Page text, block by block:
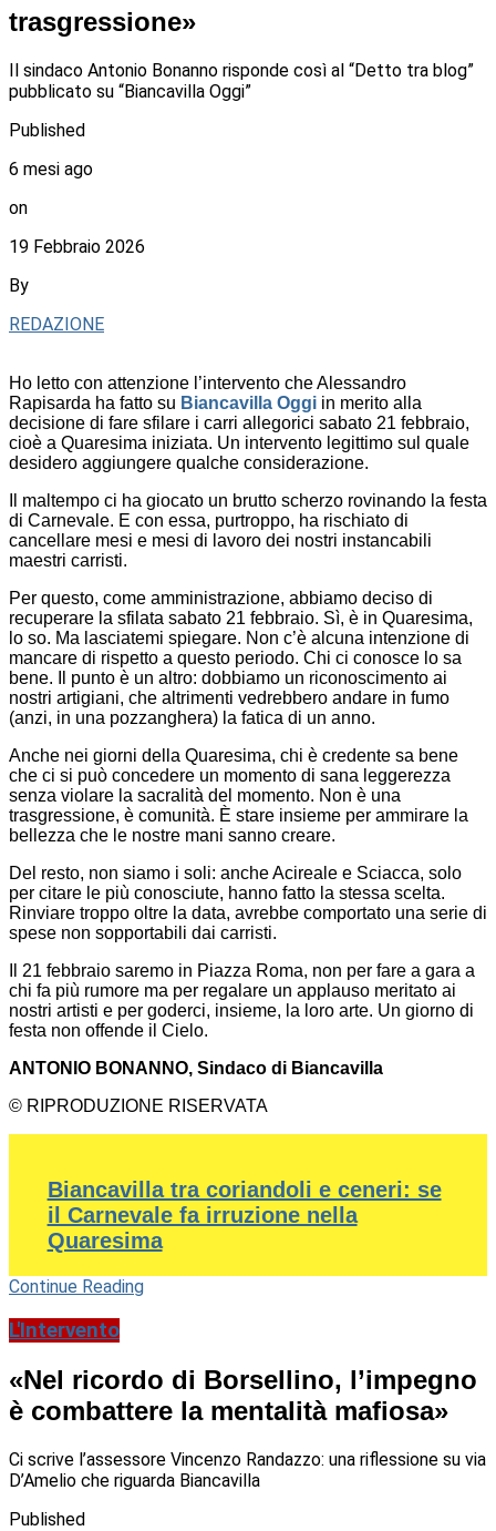
trasgressione»
Il sindaco Antonio Bonanno risponde così al “Detto tra blog”
pubblicato su “Biancavilla Oggi”
Published
6 mesi ago
on
19 Febbraio 2026
By
REDAZIONE
Ho letto con attenzione l’intervento che Alessandro
Rapisarda ha fatto su Biancavilla Oggi in merito alla
decisione di fare sfilare i carri allegorici sabato 21 febbraio,
cioè a Quaresima iniziata. Un intervento legittimo sul quale
desidero aggiungere qualche considerazione.
Il maltempo ci ha giocato un brutto scherzo rovinando la festa
di Carnevale. E con essa, purtroppo, ha rischiato di
cancellare mesi e mesi di lavoro dei nostri instancabili
maestri carristi.
Per questo, come amministrazione, abbiamo deciso di
recuperare la sfilata sabato 21 febbraio. Sì, è in Quaresima,
lo so. Ma lasciatemi spiegare. Non c’è alcuna intenzione di
mancare di rispetto a questo periodo. Chi ci conosce lo sa
bene. Il punto è un altro: dobbiamo un riconoscimento ai
nostri artigiani, che altrimenti vedrebbero andare in fumo
(anzi, in una pozzanghera) la fatica di un anno.
Anche nei giorni della Quaresima, chi è credente sa bene
che ci si può concedere un momento di sana leggerezza
senza violare la sacralità del momento. Non è una
trasgressione, è comunità. È stare insieme per ammirare la
bellezza che le nostre mani sanno creare.
Del resto, non siamo i soli: anche Acireale e Sciacca, solo
per citare le più conosciute, hanno fatto la stessa scelta.
Rinviare troppo oltre la data, avrebbe comportato una serie di
spese non sopportabili dai carristi.
Il 21 febbraio saremo in Piazza Roma, non per fare a gara a
chi fa più rumore ma per regalare un applauso meritato ai
nostri artisti e per goderci, insieme, la loro arte. Un giorno di
festa non offende il Cielo.
ANTONIO BONANNO, Sindaco di Biancavilla
© RIPRODUZIONE RISERVATA
Biancavilla tra coriandoli e ceneri: se
il Carnevale fa irruzione nella
Quaresima
Continue Reading
L'Intervento
«Nel ricordo di Borsellino, l’impegno
è combattere la mentalità mafiosa»
Ci scrive l’assessore Vincenzo Randazzo: una riflessione su via
D’Amelio che riguarda Biancavilla
Published